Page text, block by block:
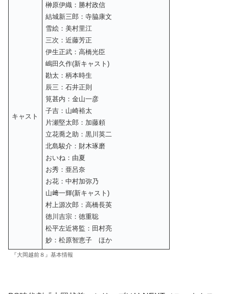
キャスト
榊原伊織：勝村政信
結城新三郎：寺脇康文
雪絵：美村里江
三次：近藤芳正
伊生正武：高橋光臣
嶋田久作(新キャスト)
勘太：柄本時生
辰三：石井正則
筧甚内：金山一彦
子吉：山崎裕太
片瀬堅太郎：加藤頼
立花喬之助：黒川英二
北島駿介：財木琢磨
おいね：由夏
お秀：亜呂奈
お花：中村加弥乃
山﨑一輝(新キャスト)
村上源次郎：高橋長英
徳川吉宗：徳重聡
松平左近将監：田村亮
妙：松原智恵子 ほか
『大岡越前８』基本情報